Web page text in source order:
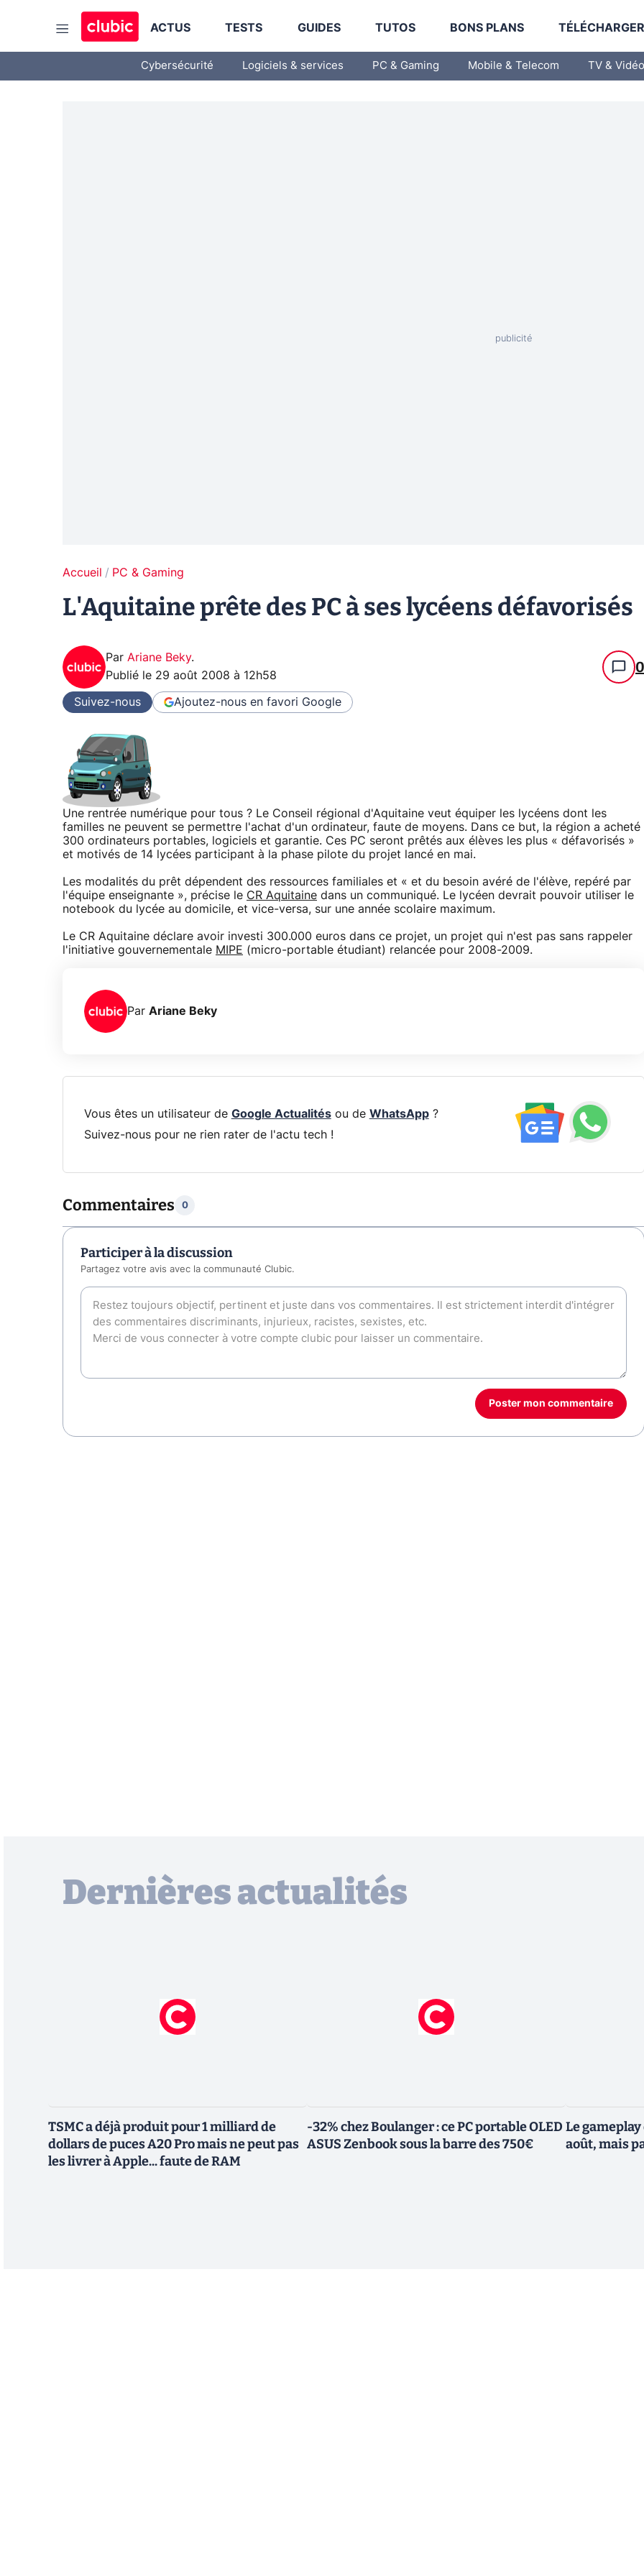
ACTUS TESTS GUIDES TUTOS BONS PLANS
Cybersécurité Logiciels & services PC & Gaming Mobile & Telecom TV & Vidéo
Accueil PC & Gaming
L'Aquitaine prête des PC à ses lycéens défavorisés
Par Ariane Beky.
Publié le 29 août 2008 à 12h58 0
Suivez-nous Ajoutez-nous en favori Google
Une rentrée numérique pour tous ? Le Conseil régional d'Aquitaine veut équiper les lycéens dont les
familles ne peuvent se permettre l'achat d'un ordinateur, faute de moyens. Dans ce but, la région a acheté
300 ordinateurs portables, logiciels et garantie. Ces PC seront prêtés aux élèves les plus « défavorisés »
et motivés de 14 lycées participant à la phase pilote du projet lancé en mai.
Les modalités du prêt dépendent des ressources familiales et « et du besoin avéré de l'élève, repéré par
l'équipe enseignante », précise le CR Aquitaine dans un communiqué. Le lycéen devrait pouvoir utiliser le
notebook du lycée au domicile, et vice-versa, sur une année scolaire maximum.
Le CR Aquitaine déclare avoir investi 300.000 euros dans ce projet, un projet qui n'est pas sans rappeler
l'initiative gouvernementale MIPE (micro-portable étudiant) relancée pour 2008-2009.
Par Ariane Beky
Vous êtes un utilisateur de Google Actualitésou de WhatsApp?
Suivez-nous pour ne rien rater de l'actu tech !
Commentaires 0
Participer à la discussion
Partagez votre avis avec la communauté Clubic.
Poster mon commentaire
Dernières actualités
TSMC a déjà produit pour 1 milliard de
dollars de puces A20 Pro mais ne peut pas
les livrer à Apple... faute de RAM
-32% chez Boulanger : ce PC portable OLED
ASUS Zenbook sous la barre des 750€
Le gameplay
août, mais